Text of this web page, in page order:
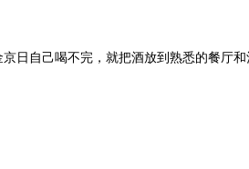
日自己喝不完，就把酒放到熟悉的餐厅